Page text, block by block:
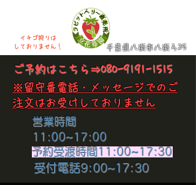
イチゴ狩りは
​しておりません！
千葉県八街市八街ろ25
​ご予約はこちら⇒080-9191-1515
​※留守番電話・メッセージでのご
注文はお受けしておりません
​営業時間
11:00~17:00
​予約受渡時間11:00~17:30
​受付電話9:00~17:30